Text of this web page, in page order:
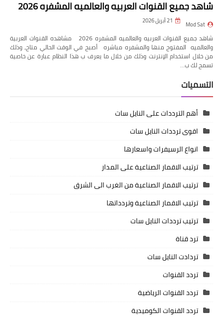
شاهد جميع القنوات العربيه والعالميه المشفره 2026
Mod Sat 21 أبريل 2026
شاهد جميع القنوات العربيه والعالميه المشفره 2026 مشاهده القنوات العربية
والعالميه المفتوح منها والمشفره مباشره أصبح في الوقت الحالي متاح، وذلك
من خلال استخدام الإنترنت وذلك من خلال ما يعرف ب هذا النظام عبارة عن خاصية
تسمح لك ب…
التسميات
أهم الترددات على النايل سات
اقوى ترددات النايل سات
انواع الرسيفرات واسعارها
ترتيب الاقمار الصناعية على المدار
ترتيب الاقمار الصناعية من الغرب الى الشرق
ترتيب الاقمار الصناعية وتردداتها
ترتيب ترددات النايل سات
ترد قناة
تردادت النايل سات
تردد القنوات
تردد القنوات الرياضية
تردد القنوات الكوميدية